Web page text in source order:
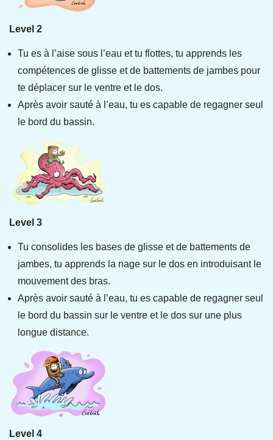
Level 2
Tu es à l’aise sous l’eau et tu flottes, tu apprends les
compétences de glisse et de battements de jambes pour
te déplacer sur le ventre et le dos.
Après avoir sauté à l’eau, tu es capable de regagner seul
le bord du bassin.
Level 3
Tu consolides les bases de glisse et de battements de
jambes, tu apprends la nage sur le dos en introduisant le
mouvement des bras.
Après avoir sauté à l’eau, tu es capable de regagner seul
le bord du bassin sur le ventre et le dos sur une plus
longue distance.
Level 4